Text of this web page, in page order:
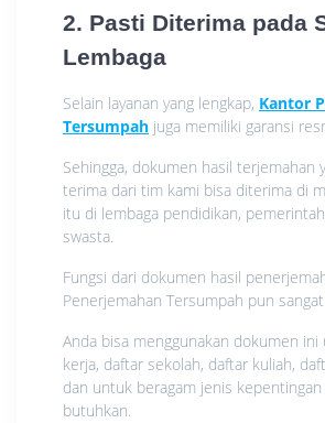
2. Pasti Diterima pada
Lembaga
Selain layanan yang lengkap, Kantor
Tersumpah juga memiliki garansi
Sehingga, dokumen hasil terjemahan
terima dari tim kami bisa diterima di
itu di lembaga pendidikan,
swasta.
Fungsi dari dokumen hasil
Penerjemahan Tersumpah pun
Anda bisa menggunakan dokumen
kerja, daftar sekolah, daftar kuliah,
dan untuk beragam jenis kepentingan
butuhkan.